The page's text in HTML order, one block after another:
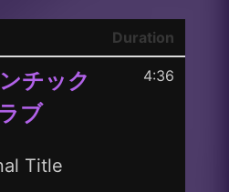
Duration
チック
ブ
Title
4:36